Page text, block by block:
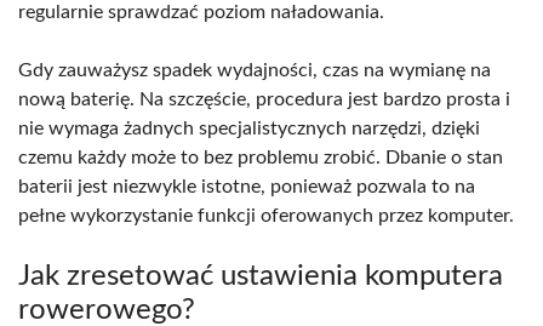
regularnie sprawdzać poziom naładowania.
Gdy zauważysz spadek wydajności, czas na wymianę na
nową baterię. Na szczęście, procedura jest bardzo prosta i
nie wymaga żadnych specjalistycznych narzędzi, dzięki
czemu każdy może to bez problemu zrobić. Dbanie o stan
baterii jest niezwykle istotne, ponieważ pozwala to na
pełne wykorzystanie funkcji oferowanych przez komputer.
Jak zresetować ustawienia komputera
rowerowego?